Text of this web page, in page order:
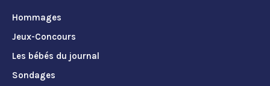
Hommages
Jeux-Concours
Les bébés du journal
Sondages